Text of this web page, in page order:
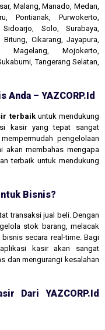
Malang, Manado, Medan,
Pontianak, Purwokerto,
Solo, Surabaya,
Cikarang, Jayapura,
Magelang, Mojokerto,
Tangerang Selatan,
– YAZCORP.id
terbaikuntuk mendukung
kasir yang tepat sangat
pengelolaan
akan membahas mengapa
terbaik untuk mendukung
Bisnis?
transaksi jual beli. Dengan
stok barang, melacak
secara real-time. Bagi
kasir akan sangat
dan mengurangi kesalahan
Dari YAZCORP.id